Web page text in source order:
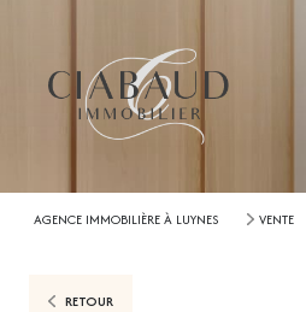
AGENCE IMMOBILIÈRE À LUYNES VENTE
RETOUR